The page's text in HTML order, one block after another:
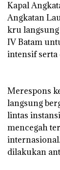
Kapal
Angkatan
kru
IV Batam
intensif serta
‎Merespons
langsung
lintas
mencegah
dilakukan